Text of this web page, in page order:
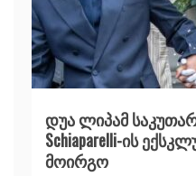
დუა ლიპამ
Schiaparelli-ის
მოირგო